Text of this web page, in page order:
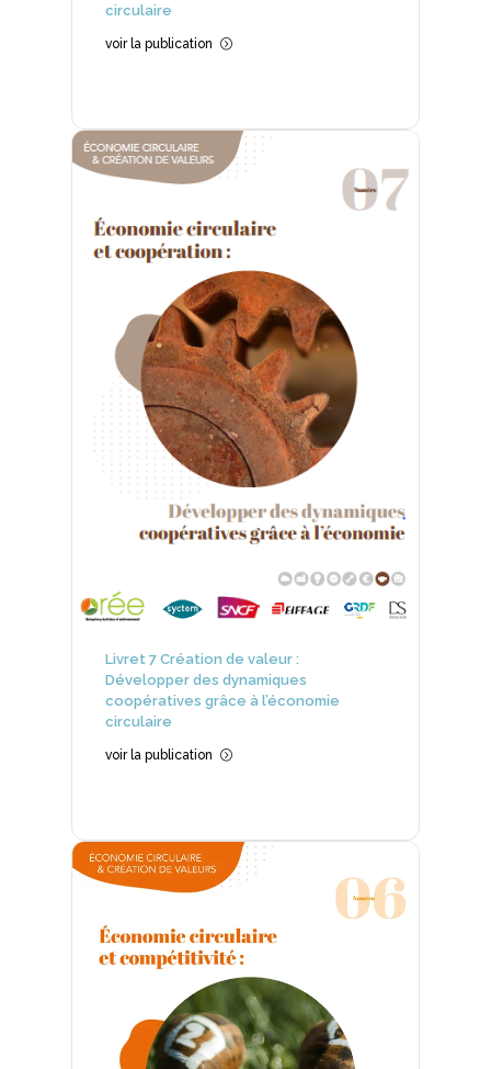
circulaire
voir la publication =
Livret 7 Création de valeur :
Développer des dynamiques
coopératives grâce à l’économie
circulaire
voir la publication =